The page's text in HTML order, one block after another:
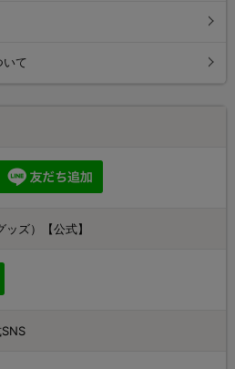
いて
ズ）【公式】